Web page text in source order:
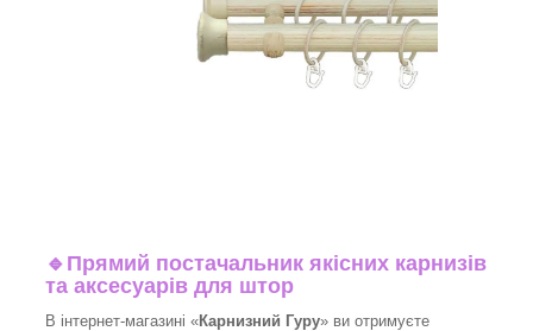
🔹 Прямий постачальник якісних карнизів
та аксесуарів для штор
В інтернет-магазині «Карнизний Гуру» ви отримуєте